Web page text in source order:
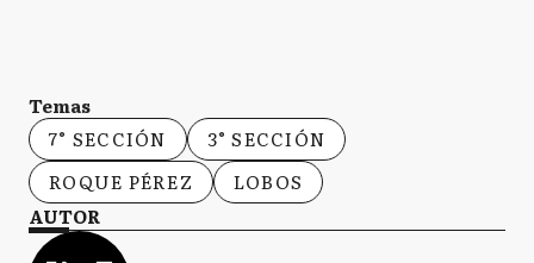
Temas
7° SECCIÓN
3° SECCIÓN
ROQUE PÉREZ
LOBOS
AUTOR